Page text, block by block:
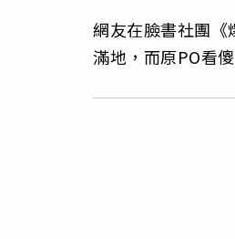
網友在臉書社團《
滿地，而原PO看